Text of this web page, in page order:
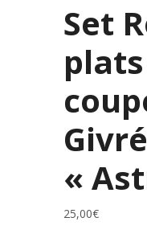
Set
«
25,00€